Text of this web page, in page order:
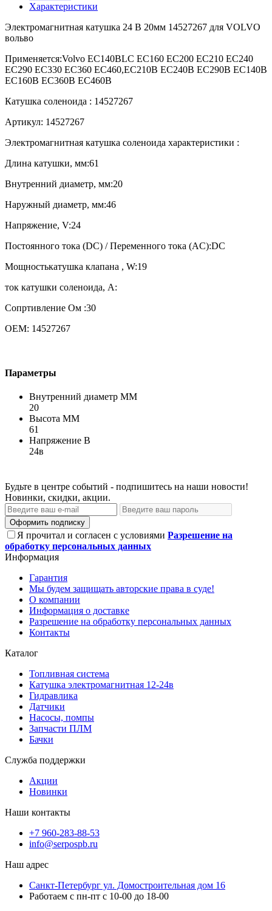
Характеристики
Электромагнитная катушка 24 В 20мм 14527267 для VOLVO
вольво
Применяется:Volvo EC140BLC EC160 EC200 EC210 EC240
EC290 EC330 EC360 EC460,EC210B EC240B EC290B EC140B
EC160B EC360B EC460B
Катушка соленоида : 14527267
Артикул: 14527267
Электромагнитная катушка соленоида характеристики :
Длина катушки, мм:61
Внутренний диаметр, мм:20
Наружный диаметр, мм:46
Напряжение, V:24
Постоянного тока (DC) / Переменного тока (AC):DC
Мощностькатушка клапана , W:19
ток катушки соленоида, A:
Сопртивление Ом :30
OEM: 14527267
Параметры
Внутренний диаметр ММ
20
Высота ММ
61
Напряжение В
24в
Будьте в центре событий - подпишитесь на наши новости!
Новинки, скидки, акции.
Оформить подписку
Я прочитал и согласен с условиями Разрешение на
обработку персональных данных
Информация
Гарантия
Мы будем защищать авторские права в суде!
О компании
Информация о доставке
Разрешение на обработку персональных данных
Контакты
Каталог
Топливная система
Катушка электромагнитная 12-24в
Гидравлика
Датчики
Насосы, помпы
Запчасти ПЛМ
Бачки
Служба поддержки
Акции
Новинки
Наши контакты
+7 960-283-88-53
info@serpospb.ru
Наш адрес
Санкт-Петербург ул. Домостроительная дом 16
Работаем с пн-пт с 10-00 до 18-00